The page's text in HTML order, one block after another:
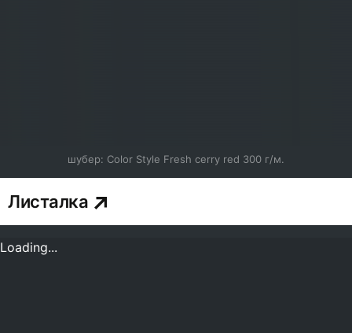
шубер: Color Style Fresh cerry red 300 г/м.
Листалка
Loading...